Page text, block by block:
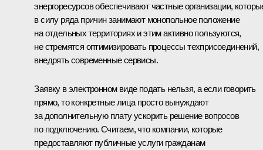
энергоресурсов обеспечивают частные организации,
в силу ряда причин занимают монопольное положение
на отдельных территориях и этим активно пользуются,
не стремятся оптимизировать процессы техприсоединений,
внедрять современные сервисы.
Заявку в электронном виде подать нельзя, а если говорить
прямо, то конкретные лица просто вынуждают
за дополнительную плату ускорить решение вопросов
по подключению. Считаем, что компании, которые
предоставляют публичные услуги гражданам